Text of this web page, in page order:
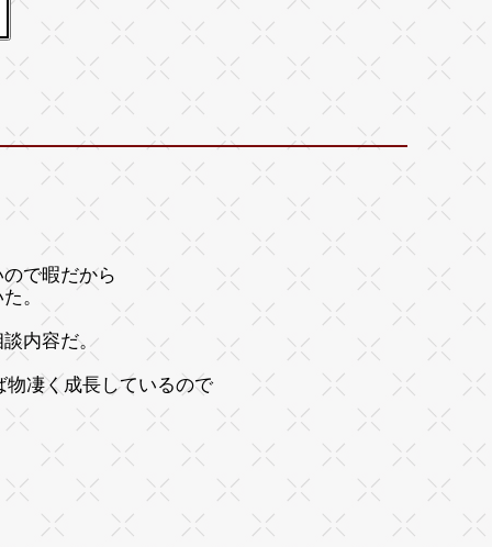
で暇だから
。
内容だ。
凄く成長しているので